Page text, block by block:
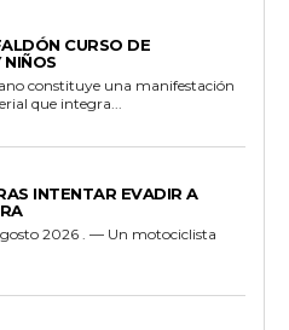
CURSO DE
NIÑOS
constituye una manifestación
que integra...
INTENTAR EVADIR A
2026 . — Un motociclista